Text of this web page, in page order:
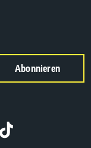
Abonnieren